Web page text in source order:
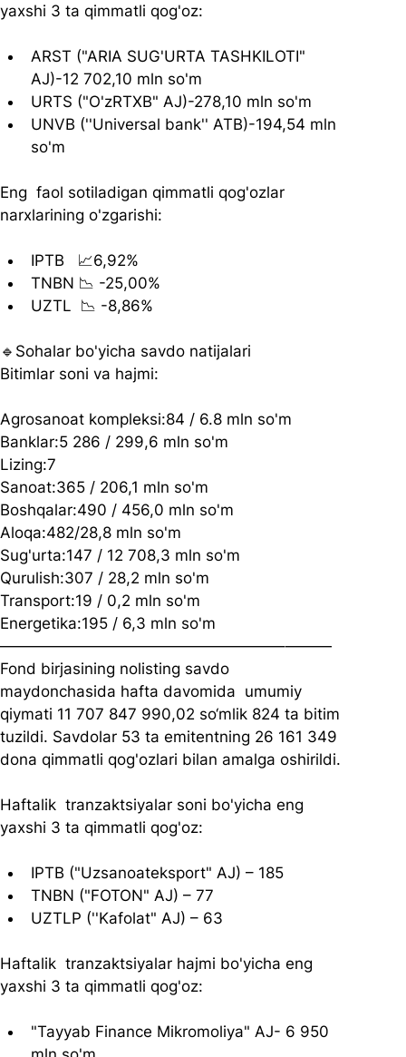
yaxshi 3 ta qimmatli qog'oz:
ARST ("ARIA SUG'URTA TASHKILOTI"
AJ)-12 702,10 mln so'm
URTS ("O'zRTXB" AJ)-278,10 mln so'm
UNVB (''Universal bank'' ATB)-194,54 mln
so'm
Eng  faol sotiladigan qimmatli qog'ozlar
narxlarining o'zgarishi:
IPTB   📈6,92%
TNBN 📉 -25,00%
UZTL  📉 -8,86%
🔹Sohalar bo'yicha savdo natijalari
Bitimlar soni va hajmi:
Agrosanoat kompleksi:84 / 6.8 mln so'm
Banklar:5 286 / 299,6 mln so'm
Lizing:7
Sanoat:365 / 206,1 mln so'm
Boshqalar:490 / 456,0 mln so'm
Aloqa:482/28,8 mln so'm
Sug'urta:147 / 12 708,3 mln so'm
Qurulish:307 / 28,2 mln so'm
Transport:19 / 0,2 mln so'm
Energetika:195 / 6,3 mln so'm
——————————————————–———
Fond birjasining nolisting savdo
maydonchasida hafta davomida  umumiy
qiymati 11 707 847 990,02 so‘mlik 824 ta bitim
tuzildi. Savdolar 53 ta emitentning 26 161 349
dona qimmatli qog'ozlari bilan amalga oshirildi.
Haftalik  tranzaktsiyalar soni bo'yicha eng
yaxshi 3 ta qimmatli qog'oz:
IPTB ("Uzsanoateksport" AJ) – 185
TNBN ("FOTON" AJ) – 77
UZTLP (''Kafolat" AJ) – 63
Haftalik  tranzaktsiyalar hajmi bo'yicha eng
yaxshi 3 ta qimmatli qog'oz:
"Tayyab Finance Mikromoliya" AJ- 6 950